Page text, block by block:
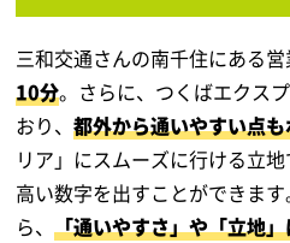
三和交通さんの南千住にある
10分。さらに、つくばエクス
おり、都外から通いやすい点
リア」にスムーズに行ける立
高い数字を出すことができま
ら、「通いやすさ」や「立地